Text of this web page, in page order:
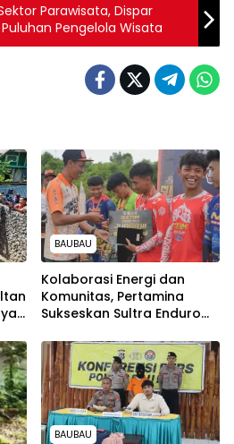
Parawisata, Dispar
Pengelola Wisata
BAUBAU
Kolaborasi Energi dan
Komunitas, Pertamina
Sukseskan Sultra Enduro
BAUBAU